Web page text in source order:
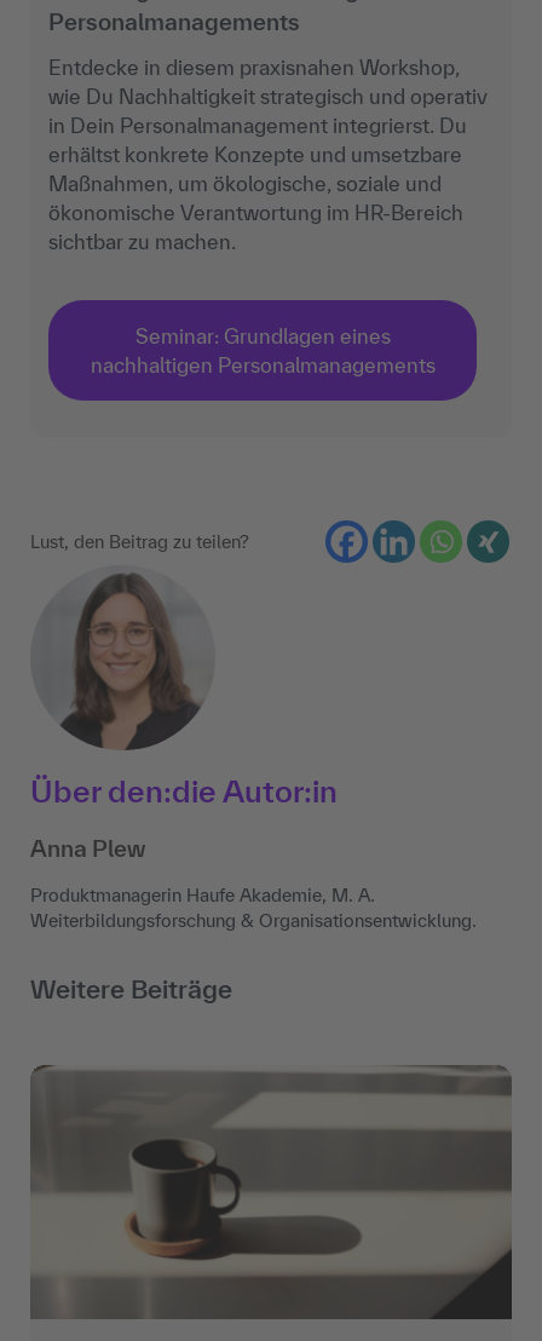
Personalmanagements
Entdecke in diesem praxisnahen Workshop,
wie Du Nachhaltigkeit strategisch und operativ
in Dein Personalmanagement integrierst. Du
erhältst konkrete Konzepte und umsetzbare
Maßnahmen, um ökologische, soziale und
ökonomische Verantwortung im HR-Bereich
sichtbar zu machen.
Seminar: Grundlagen eines
nachhaltigen Personalmanagements
Lust, den Beitrag zu teilen?
Über den:die Autor:in
Anna Plew
Produktmanagerin Haufe Akademie, M. A.
Weiterbildungsforschung & Organisationsentwicklung.
Weitere Beiträge